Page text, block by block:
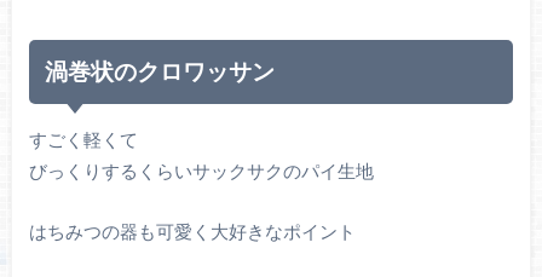
渦巻状のクロワッサン
すごく軽くて
びっくりするくらいサックサクのパイ生地
はちみつの器も可愛く大好きなポイント